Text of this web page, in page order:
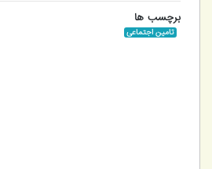
برچسب ها
تامین اجتماعی